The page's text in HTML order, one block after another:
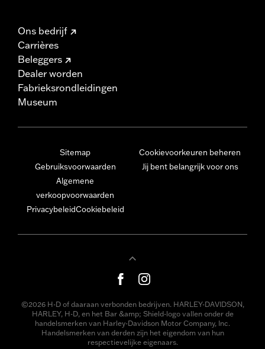
Ons bedrijf
Carrières
Beleggers
Dealer worden
Fabrieksrondleidingen
Museum
Sitemap
Gebruiksvoorwaarden
Algemene
verkoopvoorwaarden
PrivacybeleidCookiebeleid
Cookievoorkeuren beheren
Jij bent belangrijk voor ons
©2026 H-D of daaraan verbonden bedrijven. HARLEY-DAVIDSON,
HARLEY, H-D, en het Bar &amp; Shield-logo vallen onder de
handelsmerken van Harley-Davidson Motor Company, Inc.
Handelsmerken van derden zijn het eigendom van hun
respectievelijke eigenaars.